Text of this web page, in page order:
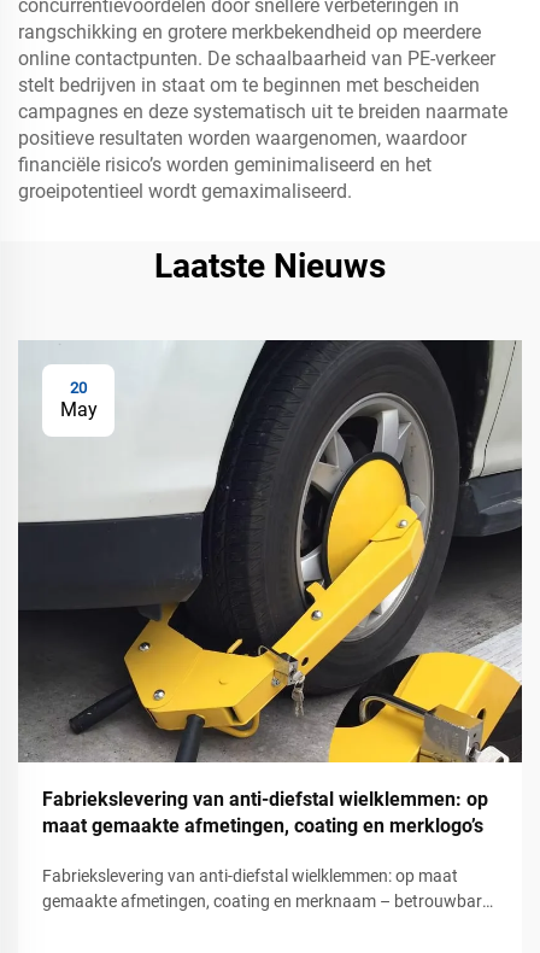
concurrentievoordelen door snellere verbeteringen in
rangschikking en grotere merkbekendheid op meerdere
online contactpunten. De schaalbaarheid van PE-verkeer
stelt bedrijven in staat om te beginnen met bescheiden
campagnes en deze systematisch uit te breiden naarmate
positieve resultaten worden waargenomen, waardoor
financiële risico’s worden geminimaliseerd en het
groeipotentieel wordt gemaximaliseerd.
Laatste Nieuws
20
May
Fabriekslevering van anti-diefstal wielklemmen: op
maat gemaakte afmetingen, coating en merklogo’s
Fabriekslevering van anti-diefstal wielklemmen: op maat
gemaakte afmetingen, coating en merknaam – betrouwbare